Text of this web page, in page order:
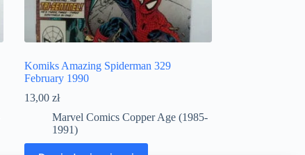
Komiks Amazing Spiderman 329
February 1990
13,00 zł
Marvel Comics Copper Age (1985-
1991)